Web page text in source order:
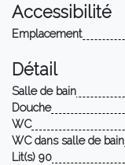
Accessibilité
Emplacement
Détail
Salle de bain
Douche
WC
WC dans salle de bain
Lit(s) 90